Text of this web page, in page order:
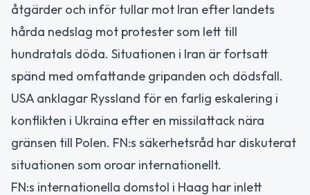
åtgärder och inför tullar mot Iran efter landets
hårda nedslag mot protester som lett till
hundratals döda. Situationen i Iran är fortsatt
spänd med omfattande gripanden och dödsfall.
USA anklagar Ryssland för en farlig eskalering i
konflikten i Ukraina efter en missilattack nära
gränsen till Polen. FN:s säkerhetsråd har diskuterat
situationen som oroar internationellt.
FN:s internationella domstol i Haag har inlett